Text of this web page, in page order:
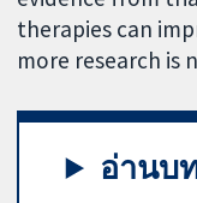
therapies can
more research is
อ่านบ